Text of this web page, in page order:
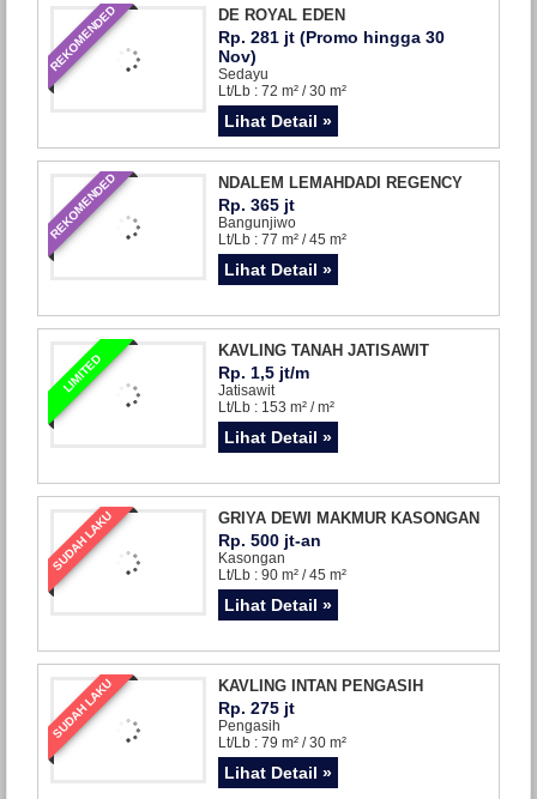
REKOMENDED DE ROYAL EDEN
Rp. 281 jt (Promo hingga 30
Nov)
Sedayu
Lt/Lb : 72 m² / 30 m²
Lihat Detail »
REKOMENDED NDALEM LEMAHDADI REGENCY
Rp. 365 jt
Bangunjiwo
Lt/Lb : 77 m² / 45 m²
Lihat Detail »
LIMITED
KAVLING TANAH JATISAWIT
Rp. 1,5 jt/m
Jatisawit
Lt/Lb : 153 m² / m²
Lihat Detail »
SUDAH LAKU GRIYA DEWI MAKMUR KASONGAN
Rp. 500 jt-an
Kasongan
Lt/Lb : 90 m² / 45 m²
Lihat Detail »
SUDAH LAKU KAVLING INTAN PENGASIH
Rp. 275 jt
Pengasih
Lt/Lb : 79 m² / 30 m²
Lihat Detail »